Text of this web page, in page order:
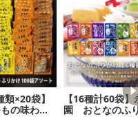
風味が楽しめる「おかか昆
子の味わいが楽しめる「鶏
類×20袋】
の味わい
【16種計60袋】
園 おとなのふ